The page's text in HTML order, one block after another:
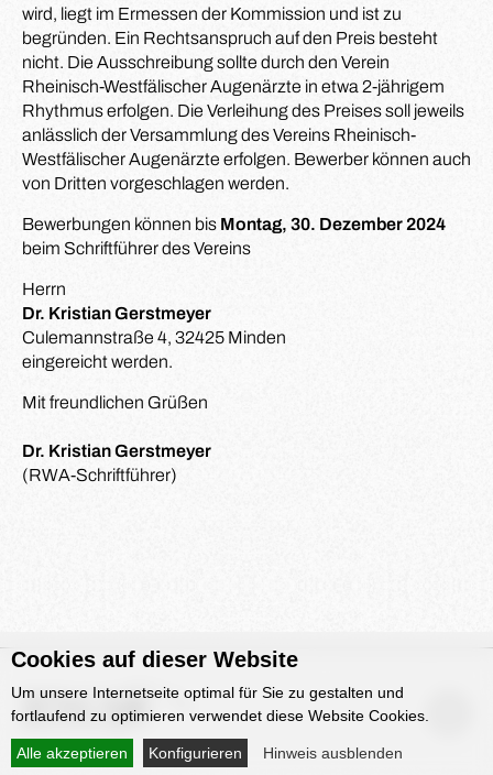
wird, liegt im Ermessen der Kommission und ist zu
begründen. Ein Rechtsanspruch auf den Preis besteht
nicht. Die Ausschreibung sollte durch den Verein
Rheinisch-Westfälischer Augenärzte in etwa 2-jährigem
Rhythmus erfolgen. Die Verleihung des Preises soll jeweils
anlässlich der Versammlung des Vereins Rheinisch-
Westfälischer Augenärzte erfolgen. Bewerber können auch
von Dritten vorgeschlagen werden.
Bewerbungen können bis Montag, 30. Dezember 2024
beim Schriftführer des Vereins
Herrn
Dr. Kristian Gerstmeyer
Culemannstraße 4, 32425 Minden
eingereicht werden.
Mit freundlichen Grüßen
Dr. Kristian Gerstmeyer
(RWA-Schriftführer)
Cookies auf dieser Website
Um unsere Internetseite optimal für Sie zu gestalten und
fortlaufend zu optimieren verwendet diese Website Cookies.
Alle akzeptieren Konfigurieren Hinweis ausblenden